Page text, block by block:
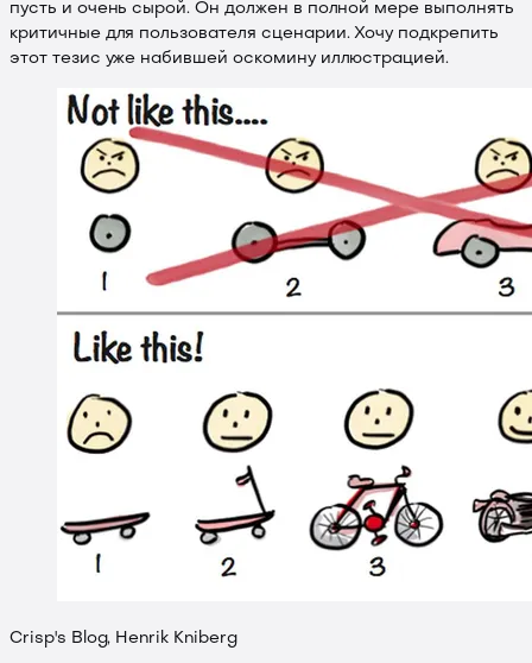
пусть и очень сырой. Он должен в полной мере выполнять
критичные для пользователя сценарии. Хочу подкрепить
этот тезис уже набившей оскомину иллюстрацией.
Crisp's Blog, Henrik Kniberg